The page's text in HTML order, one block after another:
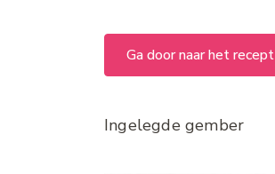
Ga door naar het recept
Ingelegde gember